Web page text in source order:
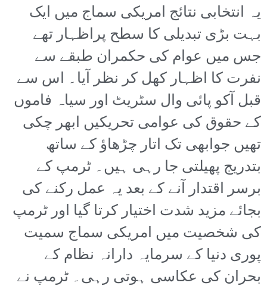
یہ انتخابی نتائج امریکی سماج میں ایک
بہت بڑی تبدیلی کا سطح پراظہار تھے
جس میں عوام کی حکمران طبقے سے
نفرت کا اظہار کھل کر نظر آیا۔ اس سے
قبل آکو پائی وال سٹریٹ اور سیاہ فاموں
کے حقوق کی عوامی تحریکیں ابھر چکی
تھیں جوابھی تک اتار چڑھاؤ کے ساتھ
بتدریج پھیلتی جا رہی ہیں۔ ٹرمپ کے
برسر اقتدار آنے کے بعد یہ عمل رکنے کی
بجائے مزید شدت اختیار کرتا گیا اور ٹرمپ
کی شخصیت میں امریکی سماج سمیت
پوری دنیا کے سرمایہ دارانہ نظام کے
بحران کی عکاسی ہوتی رہی۔ ٹرمپ نے